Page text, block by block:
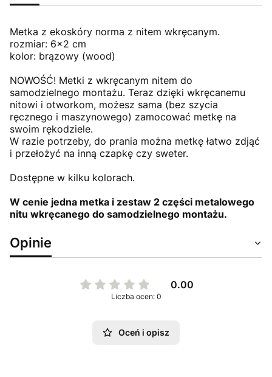
Metka z ekoskóry norma z nitem wkręcanym.
rozmiar: 6x2 cm
kolor: brązowy (wood)
NOWOŚĆ! Metki z wkręcanym nitem do
samodzielnego montażu. Teraz dzięki wkręcanemu
nitowi i otworkom, możesz sama (bez szycia
ręcznego i maszynowego) zamocować metkę na
swoim rękodziele.
W razie potrzeby, do prania można metkę łatwo zdjąć
i przełożyć na inną czapkę czy sweter.
Dostępne w kilku kolorach.
W cenie jedna metka i zestaw 2 części metalowego
nitu wkręcanego do samodzielnego montażu.
Opinie
0.00
Liczba ocen: 0
Oceń i opisz